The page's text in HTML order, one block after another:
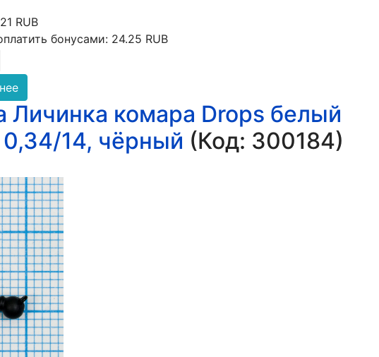
RUB
бонусами: 24.25 RUB
комара Drops белый
14, чёрный (Код: 300184)